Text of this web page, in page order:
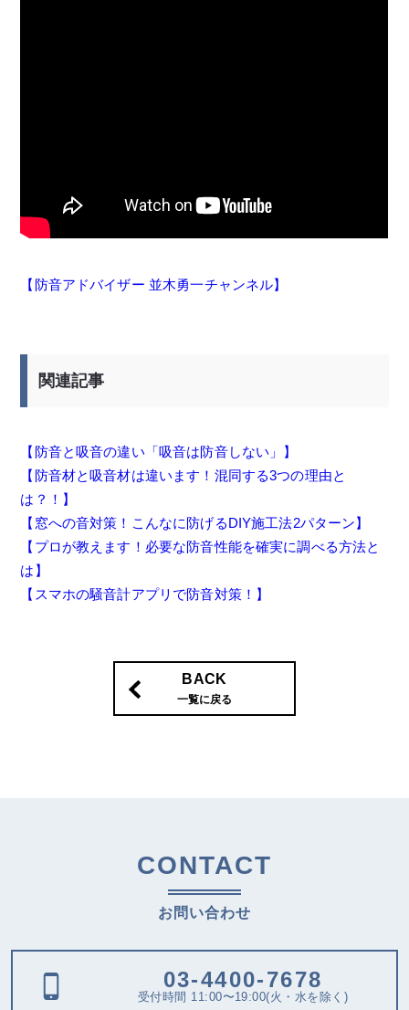
【防音アドバイザー 並木勇一チャンネル】
関連記事
【防音と吸音の違い「吸音は防音しない」】
【防音材と吸音材は違います！混同する3つの理由と
は？！】
【窓への音対策！こんなに防げるDIY施工法2パターン】
【プロが教えます！必要な防音性能を確実に調べる方法と
は】
【スマホの騒音計アプリで防音対策！】
BACK
一覧に戻る
CONTACT
お問い合わせ
03-4400-7678
受付時間 11:00〜19:00(火・水を除く)